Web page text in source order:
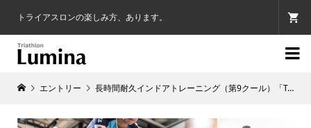
トライアスロンの楽しみ方、あります。

エントリー 長時間耐久インドアトレーニング（第9クール）「TARGET 180」◆土曜朝練◆